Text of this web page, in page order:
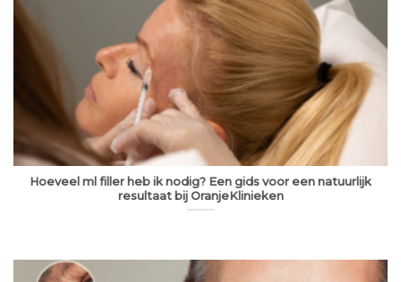
Hoeveel ml filler heb ik nodig? Een gids voor een natuurlijk
resultaat bij OranjeKlinieken